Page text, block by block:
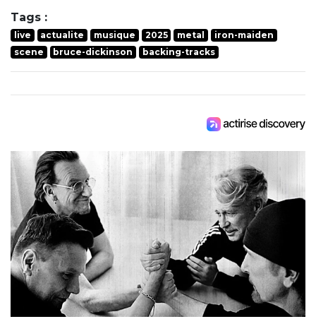
Tags :
live actualite musique 2025 metal
iron-maiden
scene
bruce-dickinson backing-tracks